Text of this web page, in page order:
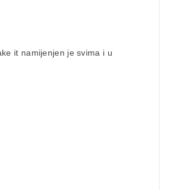
it namijenjen je svima i u